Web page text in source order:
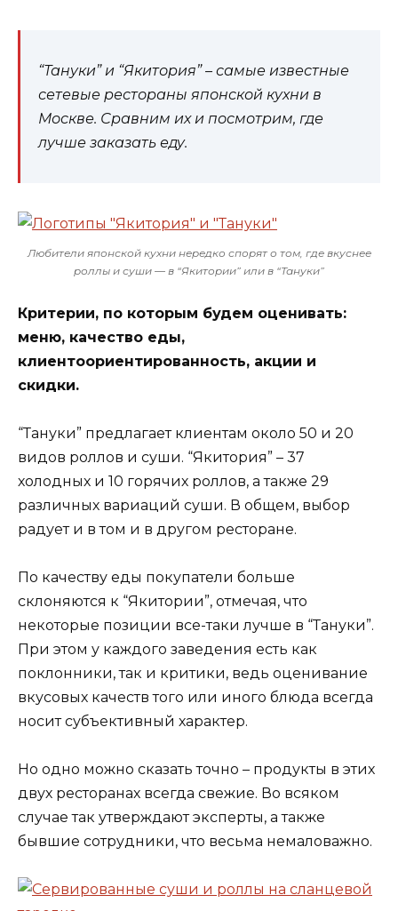
“Тануки” и “Якитория” – самые известные
сетевые рестораны японской кухни в
Москве. Сравним их и посмотрим, где
лучше заказать еду.
Любители японской кухни нередко спорят о том, где вкуснее
роллы и суши — в “Якитории” или в “Тануки”
Критерии, по которым будем оценивать:
меню, качество еды,
клиентоориентированность, акции и
скидки.
“Тануки” предлагает клиентам около 50 и 20
видов роллов и суши. “Якитория” – 37
холодных и 10 горячих роллов, а также 29
различных вариаций суши. В общем, выбор
радует и в том и в другом ресторане.
По качеству еды покупатели больше
склоняются к “Якитории”, отмечая, что
некоторые позиции все-таки лучше в “Тануки”.
При этом у каждого заведения есть как
поклонники, так и критики, ведь оценивание
вкусовых качеств того или иного блюда всегда
носит субъективный характер.
Но одно можно сказать точно – продукты в этих
двух ресторанах всегда свежие. Во всяком
случае так утверждают эксперты, а также
бывшие сотрудники, что весьма немаловажно.